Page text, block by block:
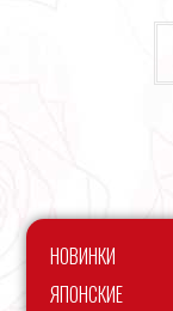
НОВИНКИ
ЯПОНСКИЕ